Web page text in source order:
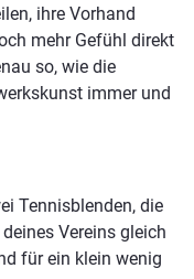
ihre Vorhand
mehr Gefühl direkt
so, wie die
immer und
Tennisblenden, die
Vereins gleich
für ein klein wenig